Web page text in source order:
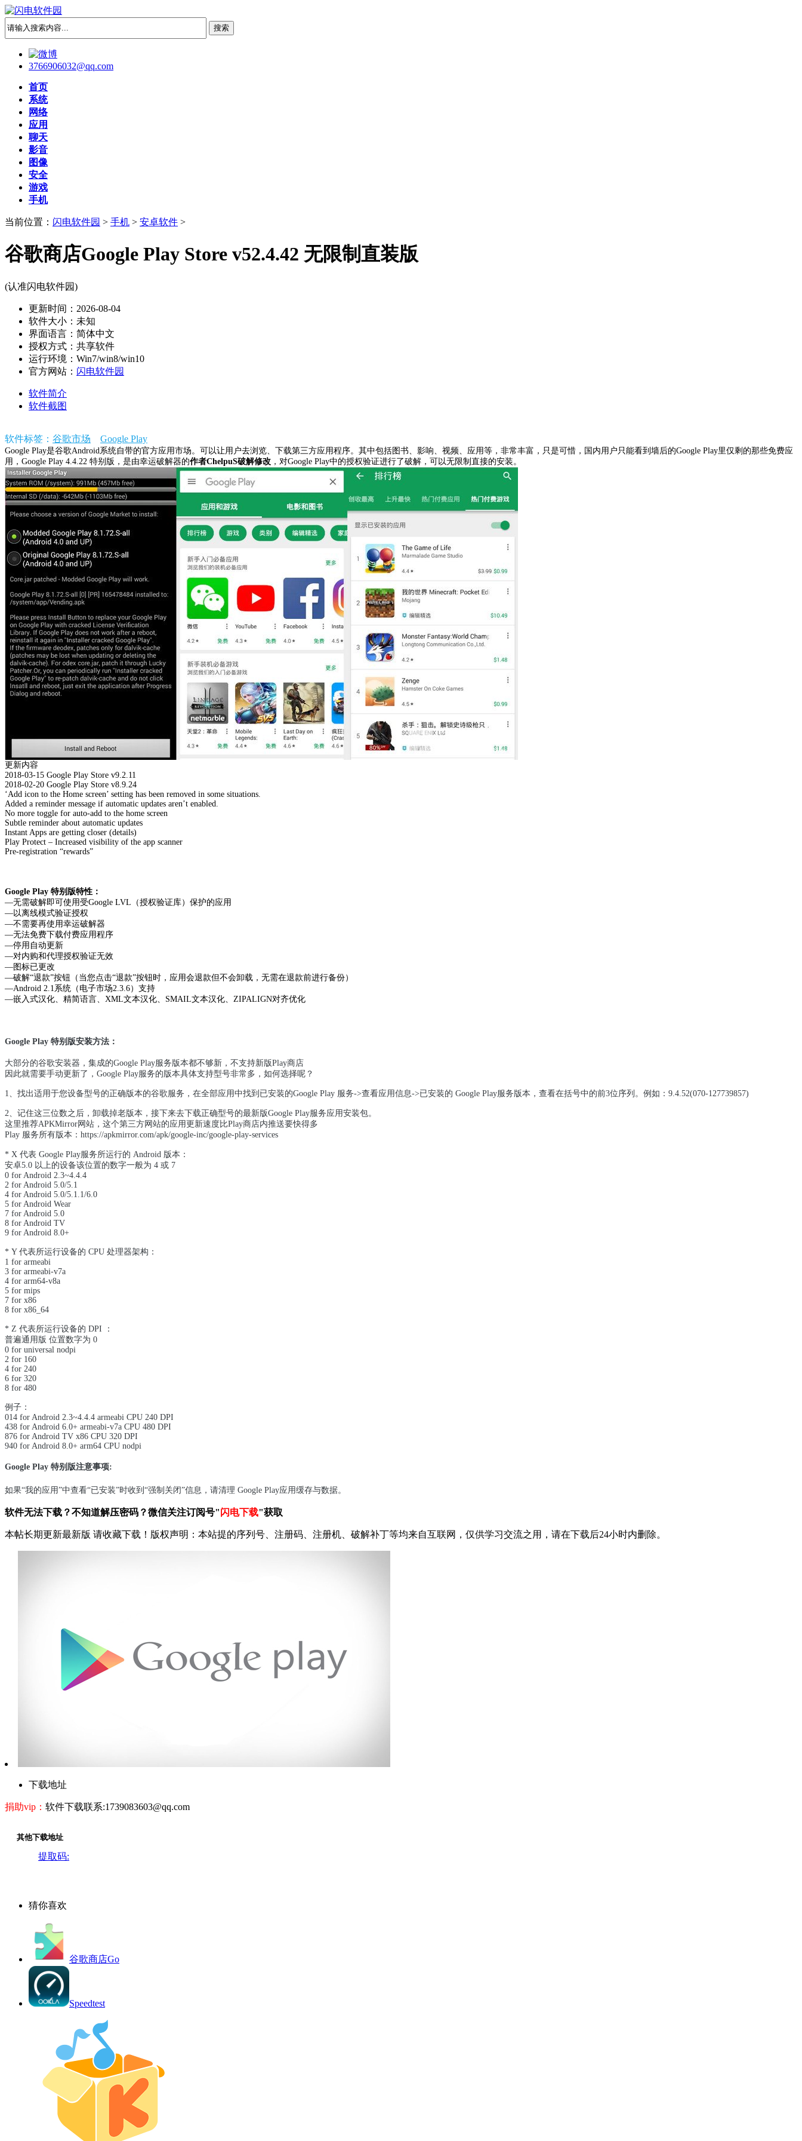
3766906032@qq.com
首页
系统
网络
应用
聊天
影音
图像
安全
游戏
手机
当前位置： 闪电软件园 > 手机 > 安卓软件 >
谷歌商店Google Play Store v52.4.42 无限制直装版
(认准闪电软件园)
更新时间：2026-08-04
软件大小：未知
界面语言：简体中文
授权方式：共享软件
运行环境：Win7/win8/win10
官方网站： 闪电软件园
软件简介
软件截图
软件标签： 谷歌市场 Google Play
Google Play是谷歌Android系统自带的官方应用市场。可以让用户去浏览、下载第三方应用程序。其中包括图书、影响、视频、应用等，非常丰富，只是可惜，国内用户只能看到墙后的Google Play里仅剩的那些免费应
用，Google Play 4.4.22 特别版，是由幸运破解器的作者ChelpuS破解修改 ，对Google Play中的授权验证进行了破解，可以无限制直接的安装。
更新内容
2018-03-15 Google Play Store v9.2.11
2018-02-20 Google Play Store v8.9.24
‘Add icon to the Home screen’ setting has been removed in some situations.
Added a reminder message if automatic updates aren’t enabled.
No more toggle for auto-add to the home screen
Subtle reminder about automatic updates
Instant Apps are getting closer (details)
Play Protect – Increased visibility of the app scanner
Pre-registration “rewards”
Google Play 特别版特性：
—无需破解即可使用受Google LVL（授权验证库）保护的应用
—以离线模式验证授权
—不需要再使用幸运破解器
—无法免费下载付费应用程序
—停用自动更新
—对内购和代理授权验证无效
—图标已更改
—破解“退款”按钮（当您点击“退款”按钮时，应用会退款但不会卸载，无需在退款前进行备份）
—Android 2.1系统（电子市场2.3.6）支持
—嵌入式汉化、精简语言、XML文本汉化、SMAIL文本汉化、ZIPALIGN对齐优化
Google Play 特别版安装方法：
大部分的谷歌安装器，集成的Google Play服务版本都不够新，不支持新版Play商店
因此就需要手动更新了，Google Play服务的版本具体支持型号非常多，如何选择呢？
1、找出适用于您设备型号的正确版本的谷歌服务，在全部应用中找到已安装的Google Play 服务->查看应用信息->已安装的 Google Play服务版本，查看在括号中的前3位序列。例如：9.4.52(070-127739857)
2、记住这三位数之后，卸载掉老版本，接下来去下载正确型号的最新版Google Play服务应用安装包。
这里推荐APKMirror网站，这个第三方网站的应用更新速度比Play商店内推送要快得多
Play 服务所有版本：https://apkmirror.com/apk/google-inc/google-play-services
* X 代表 Google Play服务所运行的 Android 版本：
安卓5.0 以上的设备该位置的数字一般为 4 或 7
0 for Android 2.3~4.4.4
2 for Android 5.0/5.1
4 for Android 5.0/5.1.1/6.0
5 for Android Wear
7 for Android 5.0
8 for Android TV
9 for Android 8.0+
* Y 代表所运行设备的 CPU 处理器架构：
1 for armeabi
3 for armeabi-v7a
4 for arm64-v8a
5 for mips
7 for x86
8 for x86_64
* Z 代表所运行设备的 DPI ：
普遍通用版 位置数字为 0
0 for universal nodpi
2 for 160
4 for 240
6 for 320
8 for 480
例子：
014 for Android 2.3~4.4.4 armeabi CPU 240 DPI
438 for Android 6.0+ armeabi-v7a CPU 480 DPI
876 for Android TV x86 CPU 320 DPI
940 for Android 8.0+ arm64 CPU nodpi
Google Play 特别版注意事项:
如果“我的应用”中查看“已安装”时收到“强制关闭”信息，请清理 Google Play应用缓存与数据。
软件无法下载？不知道解压密码？微信关注订阅号"闪电下载"获取
本帖长期更新最新版 请收藏下载！版权声明：本站提的序列号、注册码、注册机、破解补丁等均来自互联网，仅供学习交流之用，请在下载后24小时内删除。
下载地址
捐助vip： 软件下载联系:1739083603@qq.com
其他下载地址
提取码:
猜你喜欢
谷歌商店Go
Speedtest